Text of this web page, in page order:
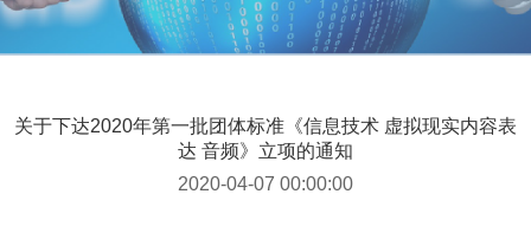
关于下达2020年第一批团体标准《信息技术 虚拟现实内容表
达 音频》立项的通知
2020-04-07 00:00:00